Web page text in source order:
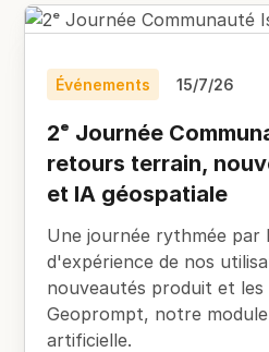
Événements 15/7/26
2ᵉ Journée
retours terrain,
et IA géospatiale
Une journée rythmée par
d'expérience de nos
nouveautés produit et les
Geoprompt, notre
artificielle.